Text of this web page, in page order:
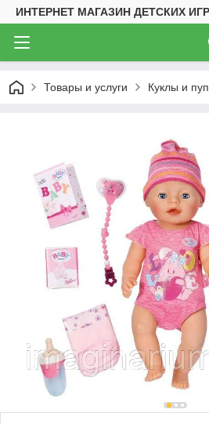
ИНТЕРНЕТ МАГАЗИН ДЕТСКИХ
Товары и услуги Куклы и